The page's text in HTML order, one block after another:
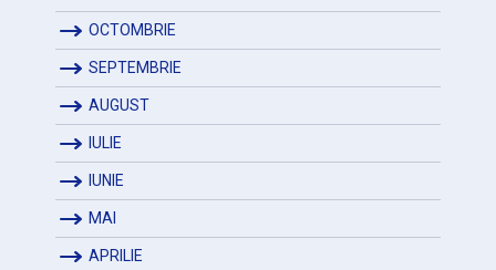
OCTOMBRIE
SEPTEMBRIE
AUGUST
IULIE
IUNIE
MAI
APRILIE